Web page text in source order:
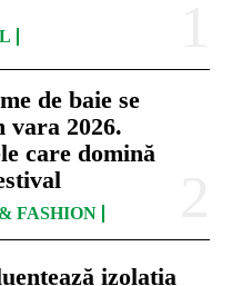
de baie se
vara 2026.
care domină
FASHION
izolația